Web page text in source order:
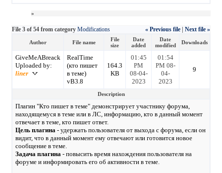
»
« Previous file | Next file »
File 3 of 54 from category Modifications
Author File name
File
size
Date
added
Date
modified
Downloads
GiveMeABreack
Uploaded by:
liner
RealTime
(кто пишет
в теме)
vB3.8
164.3
KB
01:45
PM
08-04-
2023
01:54
PM 08-
04-
2023
9
Description
Плагин "Кто пишет в теме" демонстрирует участнику форума,
находящемуся в теме или в ЛС, информацию, кто в данный момент
отвечает в теме, кто пишет ответ.
Цель плагина - удержать пользователя от выхода с форума, если он
видит, что в данный момент ему отвечают или готовится новое
сообщение в теме.
Задача плагина - повысить время нахождения пользователя на
форуме и информировать его об активности в теме.